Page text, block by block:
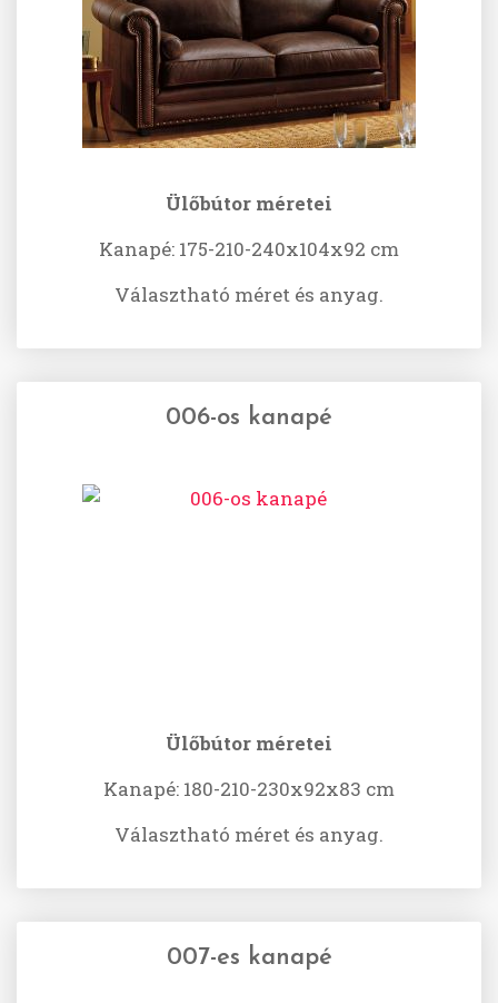
Ülőbútor méretei
Kanapé: 175-210-240x104x92 cm
Választható méret és anyag.
006-os kanapé
Ülőbútor méretei
Kanapé: 180-210-230x92x83 cm
Választható méret és anyag.
007-es kanapé